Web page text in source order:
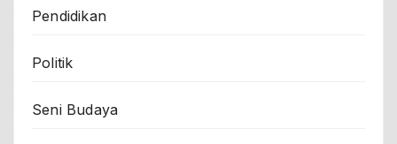
Pendidikan
Politik
Seni Budaya